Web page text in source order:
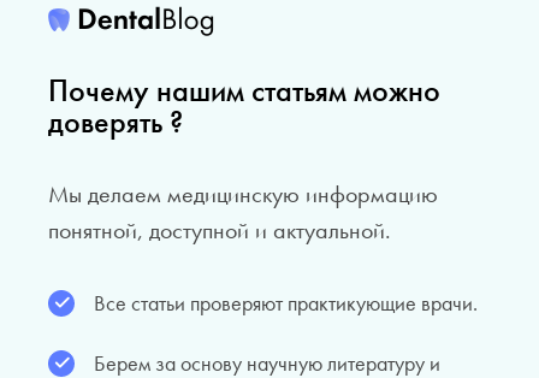
Почему нашим статьям можно
доверять ?
Мы делаем медицинскую информацию
понятной, доступной и актуальной.
Все статьи проверяют практикующие врачи.
Берем за основу научную литературу и